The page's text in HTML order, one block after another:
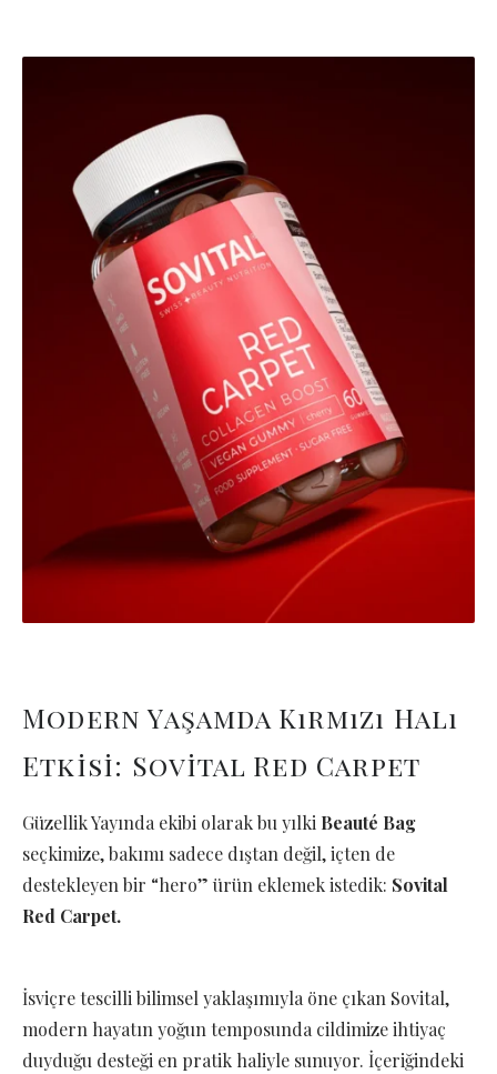
Modern Yaşamda Kırmızı Halı
Etkisi: Sovital Red Carpet
Güzellik Yayında ekibi olarak bu yılki Beauté Bag
seçkimize, bakımı sadece dıştan değil, içten de
destekleyen bir “hero” ürün eklemek istedik: Sovital
Red Carpet.
İsviçre tescilli bilimsel yaklaşımıyla öne çıkan Sovital,
modern hayatın yoğun temposunda cildimize ihtiyaç
duyduğu desteği en pratik haliyle sunuyor. İçeriğindeki